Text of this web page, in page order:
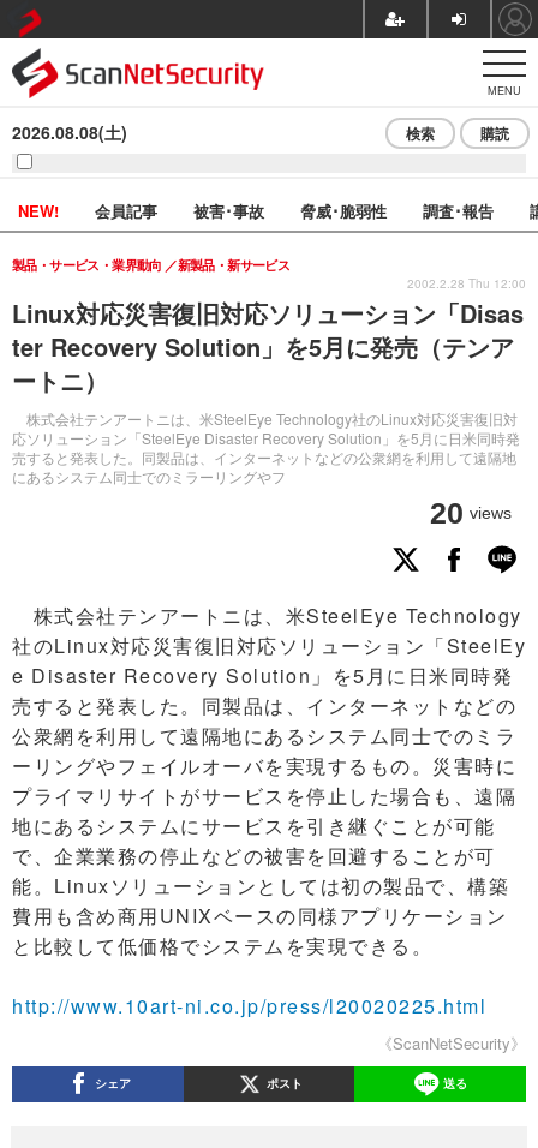
MENU
2026.08.08(土) 検索 購読
NEW! 会員記事 被害･事故 脅威･脆弱性 調査･報告
Linux対応災害復旧対応ソリューション「Disas
ter Recovery Solution」を5月に発売（テンア
ートニ）
株式会社テンアートニは、米SteelEye Technology社のLinux対応災害復旧対
応ソリューション「SteelEye Disaster Recovery Solution」を5月に日米同時発
売すると発表した。同製品は、インターネットなどの公衆網を利用して遠隔地
にあるシステム同士でのミラーリングやフ
製品・サービス・業界動向 新製品・新サービス
20 views
2002.2.28 Thu 12:00
株式会社テンアートニは、米SteelEye Technology
社のLinux対応災害復旧対応ソリューション「SteelEy
e Disaster Recovery Solution」を5月に日米同時発
売すると発表した。同製品は、インターネットなどの
公衆網を利用して遠隔地にあるシステム同士でのミラ
ーリングやフェイルオーバを実現するもの。災害時に
プライマリサイトがサービスを停止した場合も、遠隔
地にあるシステムにサービスを引き継ぐことが可能
で、企業業務の停止などの被害を回避することが可
能。Linuxソリューションとしては初の製品で、構築
費用も含め商用UNIXベースの同様アプリケーション
と比較して低価格でシステムを実現できる。
http://www.10art-ni.co.jp/press/l20020225.html
《ScanNetSecurity》
シェア ポスト 送る